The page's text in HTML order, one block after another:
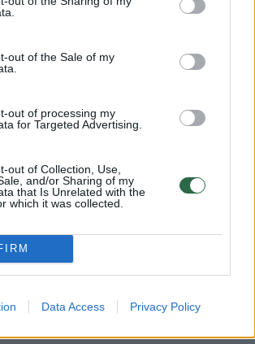
out of the Sale of my
out of processing my
for Targeted Advertising.
out of Collection, Use,
and/or Sharing of my
that Is Unrelated with the
which it was collected.
Data Access Privacy Policy
užsidarė balsavimo punktai,
į dangų šovė fejerverkai.
Daugiau nuotraukų (25)